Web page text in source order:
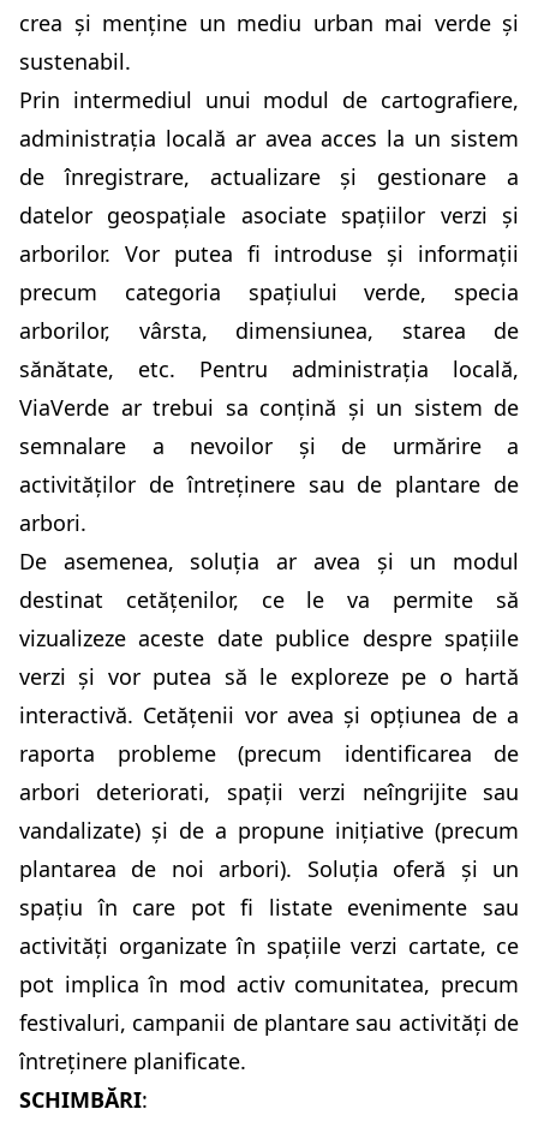
crea și menține un mediu urban mai verde și
sustenabil.
Prin intermediul unui modul de cartografiere,
administrația locală ar avea acces la un sistem
de înregistrare, actualizare și gestionare a
datelor geospațiale asociate spațiilor verzi și
arborilor. Vor putea fi introduse și informații
precum categoria spațiului verde, specia
arborilor, vârsta, dimensiunea, starea de
sănătate, etc. Pentru administrația locală,
ViaVerde ar trebui sa conțină și un sistem de
semnalare a nevoilor și de urmărire a
activităților de întreținere sau de plantare de
arbori.
De asemenea, soluția ar avea și un modul
destinat cetățenilor, ce le va permite să
vizualizeze aceste date publice despre spațiile
verzi și vor putea să le exploreze pe o hartă
interactivă. Cetățenii vor avea și opțiunea de a
raporta probleme (precum identificarea de
arbori deteriorati, spații verzi neîngrijite sau
vandalizate) și de a propune inițiative (precum
plantarea de noi arbori). Soluția oferă și un
spațiu în care pot fi listate evenimente sau
activități organizate în spațiile verzi cartate, ce
pot implica în mod activ comunitatea, precum
festivaluri, campanii de plantare sau activități de
întreținere planificate.
SCHIMBĂRI: